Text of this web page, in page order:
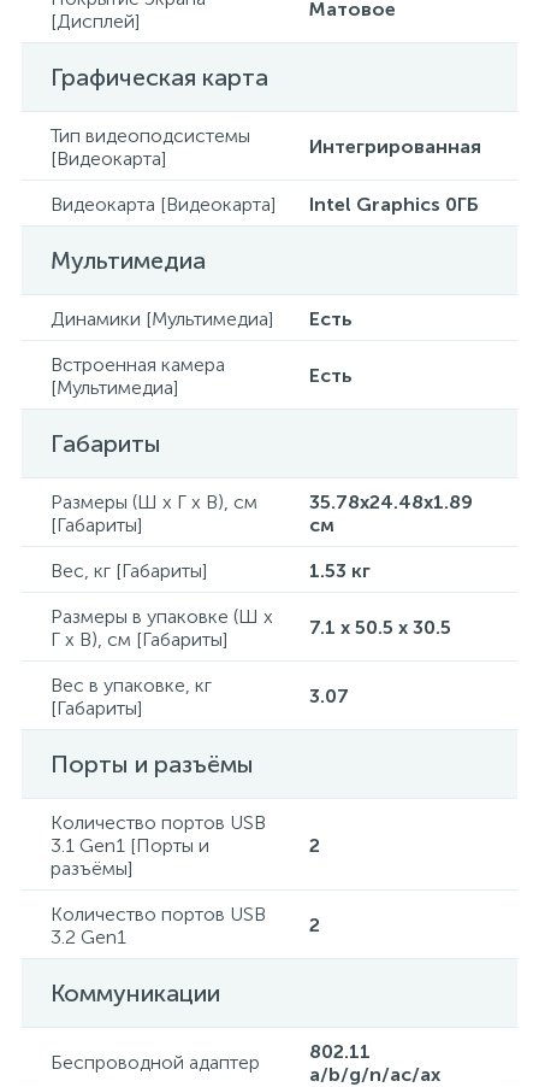
[Дисплей]
Матовое
Графическая карта
Тип видеоподсистемы
[Видеокарта]
Интегрированная
Видеокарта [Видеокарта] Intel Graphics 0ГБ
Мультимедиа
Динамики [Мультимедиа]
Есть
Встроенная камера
[Мультимедиа]
Есть
Габариты
Размеры (Ш x Г x В), см
[Габариты]
35.78x24.48x1.89
см
Вес, кг [Габариты]
1.53 кг
Размеры в упаковке (Ш x
Г x В), см [Габариты]
7.1 x 50.5 x 30.5
Вес в упаковке, кг
[Габариты]
3.07
Порты и разъёмы
Количество портов USB
3.1 Gen1 [Порты и
разъёмы]
2
Количество портов USB
3.2 Gen1
2
Коммуникации
Беспроводной адаптер
802.11
a/b/g/n/ac/ax